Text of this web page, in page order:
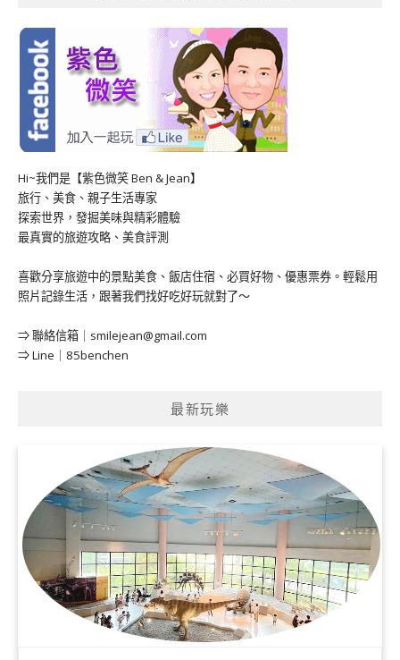
Hi~我們是【紫色微笑 Ben & Jean】
旅行、美食、親子生活專家
探索世界，發掘美味與精彩體驗
最真實的旅遊攻略、美食評測
喜歡分享旅遊中的景點美食、飯店住宿、必買好物、優惠票券。輕鬆用
照片記錄生活，跟著我們找好吃好玩就對了～
⇒ 聯絡信箱｜ smilejean@gmail.com
⇒ Line｜85benchen
最新玩樂